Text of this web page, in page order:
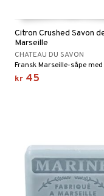
Citron Crushed Savon
Marseille
CHATEAU DU SAVON
kr 45